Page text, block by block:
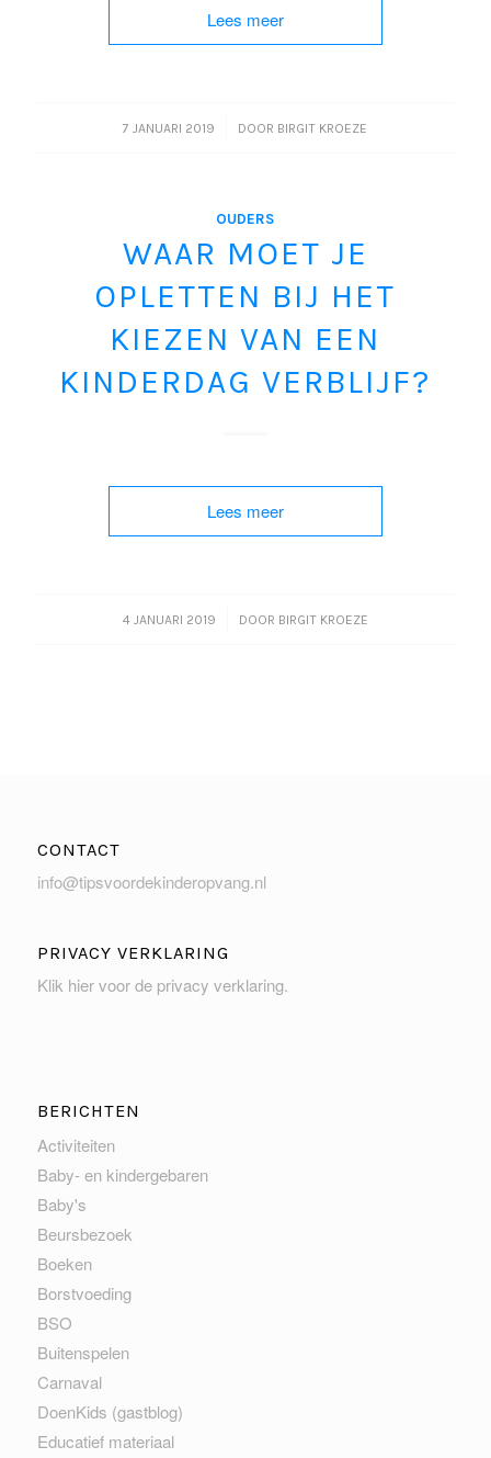
Lees meer
7 JANUARI 2019
/ DOOR BIRGIT KROEZE
OUDERS
WAAR MOET JE
OPLETTEN BIJ HET
KIEZEN VAN EEN
KINDERDAG VERBLIJF?
Lees meer
4 JANUARI 2019
/ DOOR BIRGIT KROEZE
CONTACT
info@tipsvoordekinderopvang.nl
PRIVACY VERKLARING
Klik hier voor de privacy verklaring.
BERICHTEN
Activiteiten
Baby- en kindergebaren
Baby's
Beursbezoek
Boeken
Borstvoeding
BSO
Buitenspelen
Carnaval
DoenKids (gastblog)
Educatief materiaal